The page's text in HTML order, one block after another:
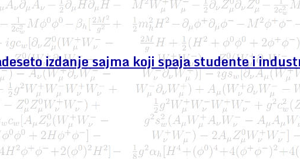
izdanje sajma koji spaja studente i